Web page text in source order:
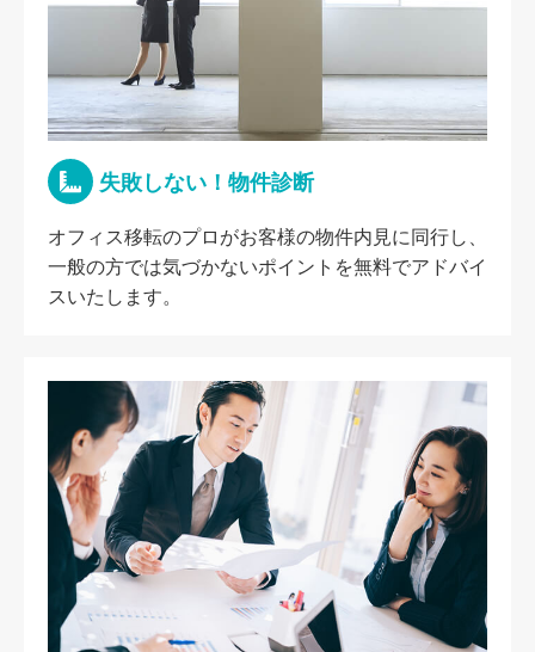
失敗しない！物件診断
オフィス移転のプロがお客様の物件内見に同行し、
一般の方では気づかないポイントを無料でアドバイ
スいたします。